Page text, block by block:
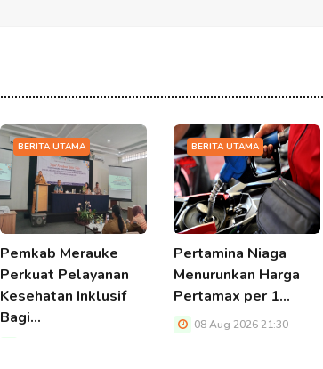
BERITA UTAMA
Pemkab Merauke
Perkuat Pelayanan
Kesehatan Inklusif
Bagi…
BERITA UTAMA
Pertamina Niaga
Menurunkan Harga
Pertamax per 1…
08 Aug 2026 21:30